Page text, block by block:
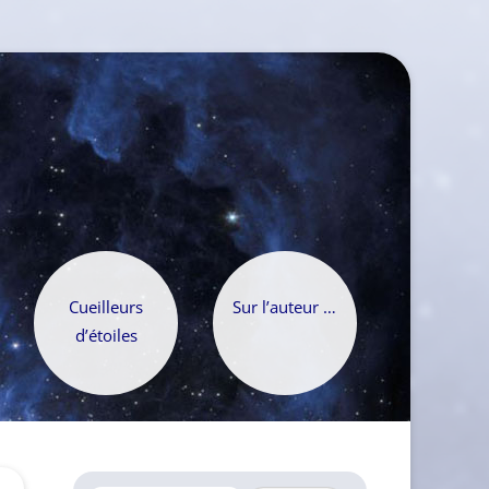
Cueilleurs
d’étoiles
Sur l’auteur …